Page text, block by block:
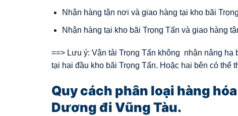
Nhận hàng tận nơi và giao hàng tại kho bãi
Nhận hàng tại kho bãi Trọng Tấn và giao hàng
==> Lưu ý: Vận tải Trọng Tấn không nhận nâng hạ
tại hai đầu kho bãi Trọng Tấn. Hoặc hai bên có thể
Quy cách phân loại hàng
Dương đi Vũng Tàu.